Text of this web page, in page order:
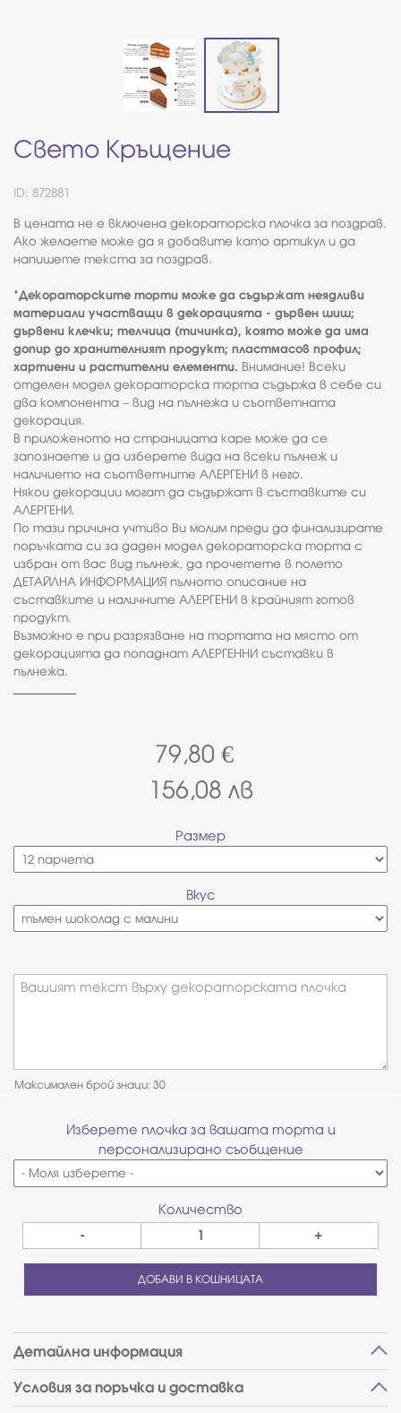
Свето Кръщение
ID: 872881
В цената не е включена декораторска плочка за поздрав.
Ако желаете може да я добавите като артикул и да
напишете текста за поздрав.
*Декораторските торти може да съдържат неядливи
материали участващи в декорацията - дървен шиш;
дървени клечки; телчица (тичинка), която може да има
допир до хранителният продукт; пластмасов профил;
хартиени и растителни елементи. Внимание! Всеки
отделен модел декораторска торта съдържа в себе си
два компонента – вид на пълнежа и съответната
декорация.
В приложеното на страницата каре може да се
запознаете и да изберете вида на всеки пълнеж и
наличието на съответните АЛЕРГЕНИ в него.
Някои декорации могат да съдържат в съставките си
АЛЕРГЕНИ.
По тази причина учтиво Ви молим преди да финализирате
поръчката си за даден модел декораторска торта с
избран от вас вид пълнеж, да прочетете в полето
ДЕТАЙЛНА ИНФОРМАЦИЯ пълното описание на
съставките и наличните АЛЕРГЕНИ в крайният готов
продукт.
Възможно е при разрязване на тортата на място от
декорацията да попаднат АЛЕРГЕННИ съставки в
пълнежа.
79,80 €
156,08 лв
Размер
Вкус
Вашият текст върху декораторската плочка
Максимален брой знаци: 30
Изберете плочка за вашата торта и
персонализирано съобщение
Количество
- +
ДОБАВИ В КОШНИЦАТА
Детайлна информация
Условия за поръчка и доставка